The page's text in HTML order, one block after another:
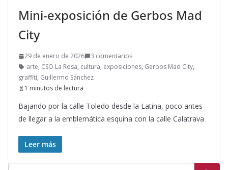
Mini-exposición de Gerbos Mad
City
29 de enero de 2026
3 comentarios
arte, CSO La Rosa, cultura, exposiciones, Gerbos Mad City,
graffiti, Guillermo Sánchez
1 minutos de lectura
Bajando por la calle Toledo desde la Latina, poco antes
de llegar a la emblemática esquina con la calle Calatrava
Leer más